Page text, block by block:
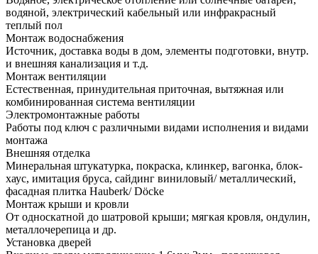
водяной, электрический кабельный или инфракрасный
теплый пол
Монтаж водоснабжения
Источник, доставка воды в дом, элементы подготовки, внутр.
и внешняя канализация и т.д.
Монтаж вентиляции
Естественная, принудительная приточная, вытяжная или
комбинированная система вентиляции
Электромонтажные работы
Работы под ключ с различными видами исполнения и видами
монтажа
Внешняя отделка
Минеральная штукатурка, покраска, клинкер, вагонка, блок-
хаус, имитация бруса, сайдинг виниловый/ металлический,
фасадная плитка Hauberk/ Döcke
Монтаж крыши и кровли
От односкатной до шатровой крыши; мягкая кровля, ондулин,
металлочерепица и др.
Установка дверей